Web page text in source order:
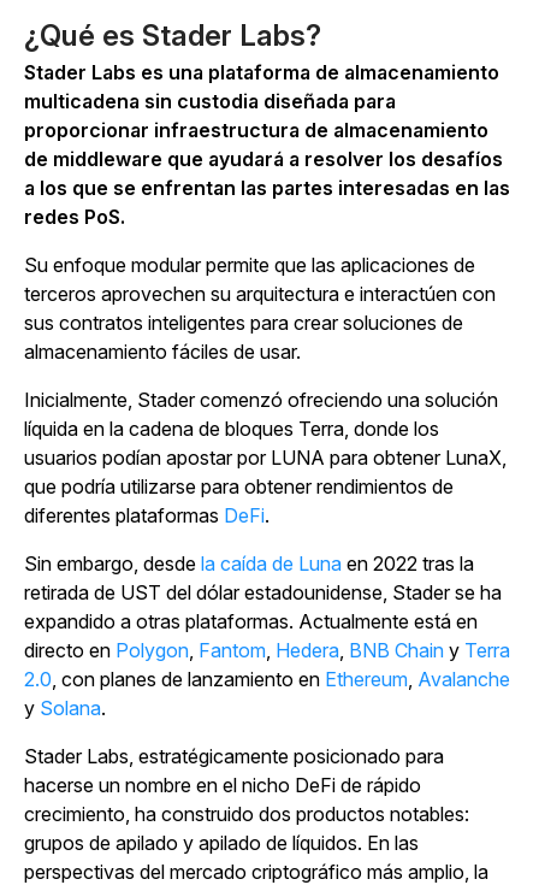
¿Qué es Stader Labs?
Stader Labs es una plataforma de almacenamiento
multicadena sin custodia diseñada para
proporcionar infraestructura de almacenamiento
de middleware que ayudará a resolver los desafíos
a los que se enfrentan las partes interesadas en las
redes PoS.
Su enfoque modular permite que las aplicaciones de
terceros aprovechen su arquitectura e interactúen con
sus contratos inteligentes para crear soluciones de
almacenamiento fáciles de usar.
Inicialmente, Stader comenzó ofreciendo una solución
líquida en la cadena de bloques Terra, donde los
usuarios podían apostar por LUNA para obtener LunaX,
que podría utilizarse para obtener rendimientos de
diferentes plataformas DeFi.
Sin embargo, desde la caída de Luna en 2022 tras la
retirada de UST del dólar estadounidense, Stader se ha
expandido a otras plataformas. Actualmente está en
directo en Polygon, Fantom, Hedera, BNB Chain y Terra
2.0, con planes de lanzamiento en Ethereum, Avalanche
y Solana.
Stader Labs, estratégicamente posicionado para
hacerse un nombre en el nicho DeFi de rápido
crecimiento, ha construido dos productos notables:
grupos de apilado y apilado de líquidos. En las
perspectivas del mercado criptográfico más amplio, la